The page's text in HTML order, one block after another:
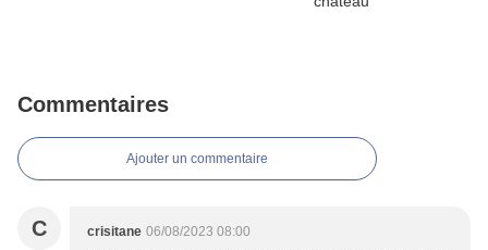
Commentaires
Ajouter un commentaire
C crisitane 06/08/2023 08:00